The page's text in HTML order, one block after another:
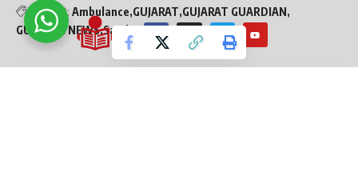
TAGGED: Ambulance GUJARAT GUJARAT GUARDIAN
GUJARATI NEWS Sarthana Surat news